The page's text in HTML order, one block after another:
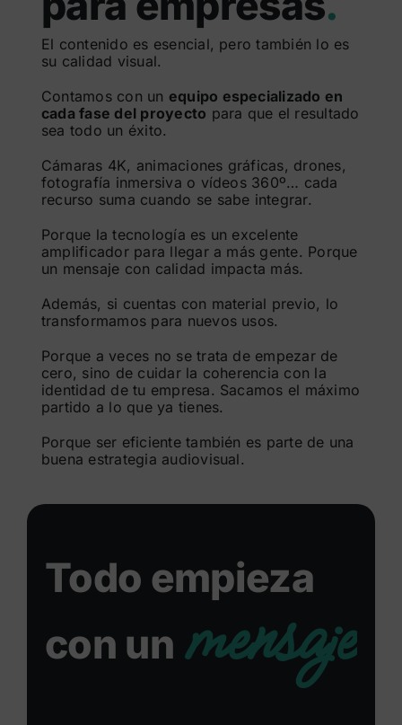
El contenido es esencial, pero también lo es
su calidad visual.
Contamos con un equipo especializado en
cada fase del proyecto para que el resultado
sea todo un éxito.
Cámaras 4K, animaciones gráficas, drones,
fotografía inmersiva o vídeos 360º… cada
recurso suma cuando se sabe integrar.
Porque la tecnología es un excelente
amplificador para llegar a más gente. Porque
un mensaje con calidad impacta más.
Además, si cuentas con material previo, lo
transformamos para nuevos usos.
Porque a veces no se trata de empezar de
cero, sino de cuidar la coherencia con la
identidad de tu empresa. Sacamos el máximo
partido a lo que ya tienes.
Porque ser eficiente también es parte de una
buena estrategia audiovisual.
Todo empieza
con un mensaje